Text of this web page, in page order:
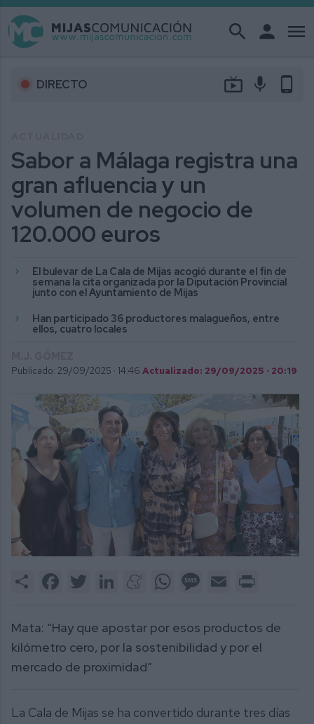
search person menu
DIRECTO live_tv mic phone_android
Sabor a Málaga registra una
gran afluencia y un
volumen de negocio de
120.000 euros
El bulevar de La Cala de Mijas acogió durante el fin de
semana la cita organizada por la Diputación Provincial
junto con el Ayuntamiento de Mijas
Han participado 36 productores malagueños, entre
ellos, cuatro locales
Publicado: 29/09/2025 · 14:46 Actualizado: 29/09/2025 · 20:19
2
Share FacebookTwitter LinkedInMeneameWhatsAppMessage
Email
Mata: “Hay que apostar por esos productos de
kilómetro cero, por la sostenibilidad y por el
mercado de proximidad”
La Cala de Mijas se ha convertido durante tres días